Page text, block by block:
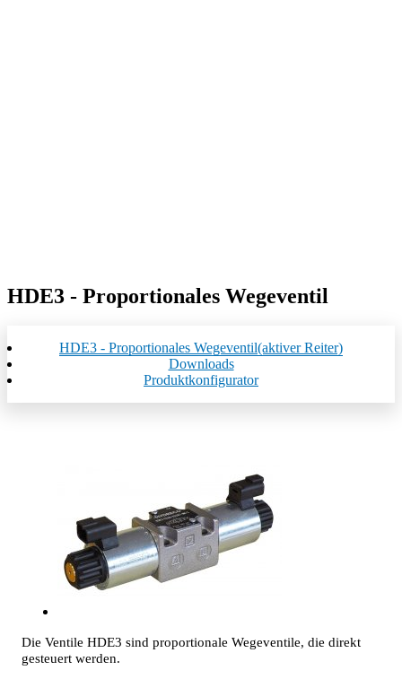
HDE3 - Proportionales Wegeventil
HDE3 - Proportionales Wegeventil(aktiver Reiter)
Downloads
Produktkonfigurator
Die Ventile HDE3 sind proportionale Wegeventile, die direkt
gesteuert werden.